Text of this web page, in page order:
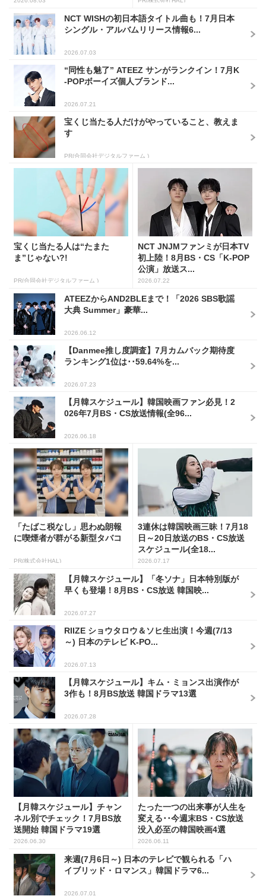
NCT WISHの初日本語タイトル曲も！7月日本
シングル・アルバムリリース情報6...
2026.07.03
“同性も魅了” ATEEZ サンがランクイン！7月K
-POPボーイズ個人ブランド...
2026.07.21
宝くじ当たる人だけがやっていること、教えま
す
PR(合同会社デジタルファーム )
宝くじ当たる人は“たまた
ま”じゃない?!
PR(合同会社デジタルファーム )
NCT JNJMファンミが日本TV
初上陸！8月BS・CS「K-POP
公演」放送ス...
2026.07.22
ATEEZからAND2BLEまで！「2026 SBS歌謡
大典 Summer」豪華...
2026.06.12
【Danmee推し度調査】7月カムバック期待度
ランキング1位は･･59.64%を...
2026.07.23
【月韓スケジュール】韓国映画ファン必見！2
026年7月BS・CS放送情報(全96...
2026.06.18
「たばこ税なし」思わぬ朗報
に喫煙者が群がる新型タバコ
PR(株式会社HAL)
3連休は韓国映画三昧！7月18
日～20日放送のBS・CS放送
スケジュール(全18...
2026.07.17
【月韓スケジュール】「冬ソナ」日本特別版が
早くも登場！8月BS・CS放送 韓国映...
2026.07.27
RIIZE ショウタロウ＆ソヒ生出演！今週(7/13
～) 日本のテレビ K-PO...
2026.07.13
【月韓スケジュール】キム・ミョンス出演作が
3作も！8月BS放送 韓国ドラマ13選
2026.07.28
【月韓スケジュール】チャン
ネル別でチェック！7月BS放
送開始 韓国ドラマ19選
2026.06.30
たった一つの出来事が人生を
変える･･今週末BS・CS放送
没入必至の韓国映画4選
2026.06.11
来週(7月6日～) 日本のテレビで観られる「ハ
イブリッド・ロマンス」韓国ドラマ6...
2026.07.01